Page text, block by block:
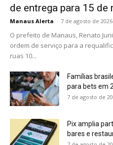
de entrega para 15 de
Manaus Alerta - 7 de agosto de 2026
O prefeito de Manaus, Renato
ordem de serviço para a
ruas 10...
Famílias
para bets em
7 de agosto de
Pix amplia
bares e